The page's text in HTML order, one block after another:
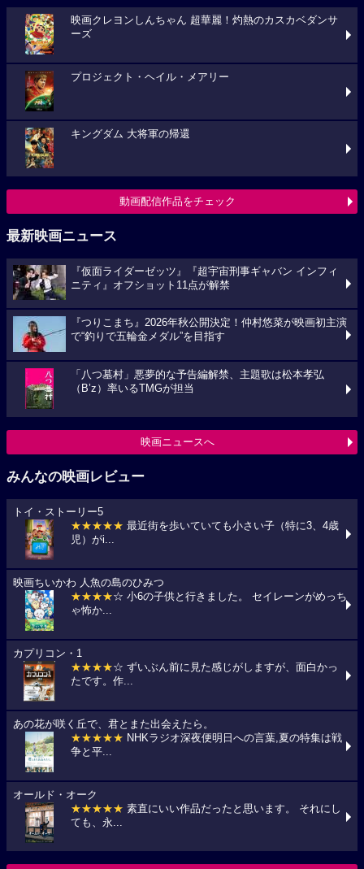
映画クレヨンしんちゃん 超華麗！灼熱のカスカベダンサ
ーズ
プロジェクト・ヘイル・メアリー
キングダム 大将軍の帰還
動画配信作品をチェック
最新映画ニュース
『仮面ライダーゼッツ』『超宇宙刑事ギャバン インフィ
ニティ』オフショット11点が解禁
『つりこまち』2026年秋公開決定！仲村悠菜が映画初主演
で“釣りで五輪金メダル”を目指す
「八つ墓村」悪夢的な予告編解禁、主題歌は松本孝弘
（B’z）率いるTMGが担当
映画ニュースへ
みんなの映画レビュー
トイ・ストーリー5
★★★★★ 最近街を歩いていても小さい子（特に3、4歳
児）がi...
映画ちいかわ 人魚の島のひみつ
★★★★☆ 小6の子供と行きました。 セイレーンがめっち
ゃ怖か...
カプリコン・1
★★★★☆ ずいぶん前に見た感じがしますが、面白かっ
たです。作...
あの花が咲く丘で、君とまた出会えたら。
★★★★★ NHKラジオ深夜便明日への言葉,夏の特集は戦
争と平...
オールド・オーク
★★★★★ 素直にいい作品だったと思います。 それにし
ても、永...